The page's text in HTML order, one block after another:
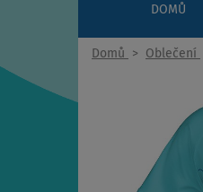
DOMŮ
Domů > Oblečení